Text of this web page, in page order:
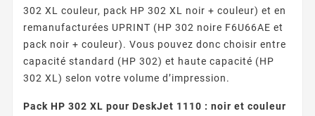
302 XL couleur, pack HP 302 XL noir + couleur) et en
remanufacturées UPRINT (HP 302 noire F6U66AE et
pack noir + couleur). Vous pouvez donc choisir entre
capacité standard (HP 302) et haute capacité (HP
302 XL) selon votre volume d’impression.
Pack HP 302 XL pour DeskJet 1110 : noir et couleur